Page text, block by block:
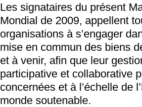
Les signataires du présent
Mondial de 2009, appellent
organisations à s’engager
mise en commun des biens
et à venir, afin que leur
participative et collaborative
concernées et à l’échelle de
monde soutenable.